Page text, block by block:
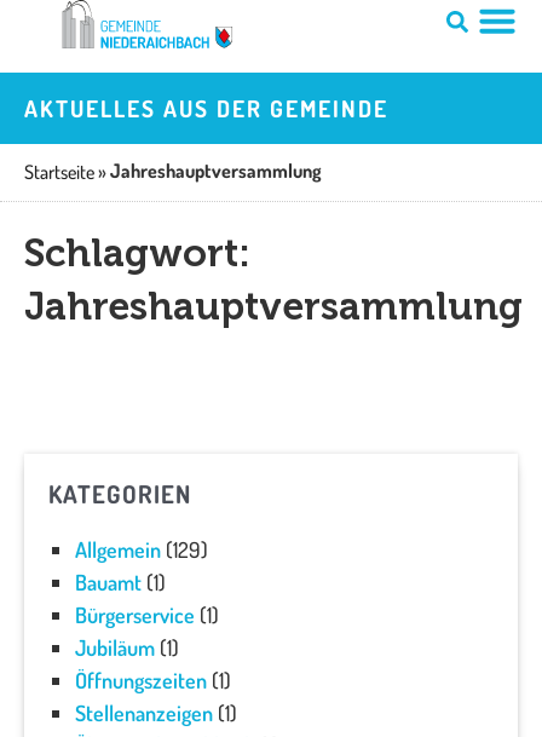
springen
AKTUELLES AUS DER GEMEINDE
Startseite»Jahreshauptversammlung
Schlagwort:
Jahreshauptversammlung
KATEGORIEN
Allgemein(129)
Bauamt(1)
Bürgerservice (1)
Jubiläum(1)
Öffnungszeiten(1)
Stellenanzeigen(1)